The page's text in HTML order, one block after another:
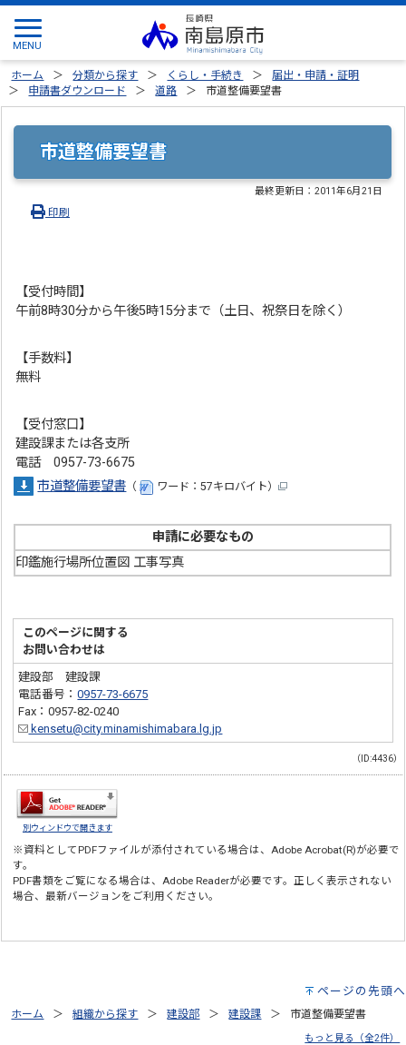
ホーム 分類から探す くらし・手続き
届出・申請・証明
申請書ダウンロード
道路 市道整備要望書
市道整備要望書
最終更新日：2011年6月21日
印刷
【受付時間】
午前8時30分から午後5時15分まで（土日、祝祭日を除く）
【手数料】
無料
【受付窓口】
建設課または各支所
電話 0957-73-6675
市道整備要望書 （ ワード：57キロバイト）
申請に必要なもの
印鑑施行場所位置図 工事写真
このページに関する
お問い合わせは
建設部 建設課
電話番号：0957-73-6675
Fax：0957-82-0240
kensetu@city.minamishimabara.lg.jp
（ID:4436）
別ウィンドウで開きます
※資料としてPDFファイルが添付されている場合は、Adobe Acrobat(R)が必要で
す。
PDF書類をご覧になる場合は、Adobe Readerが必要です。正しく表示されない
場合、最新バージョンをご利用ください。
ページの先頭へ
ホーム 組織から探す 建設部 建設課 市道整備要望書
もっと見る（全2件）